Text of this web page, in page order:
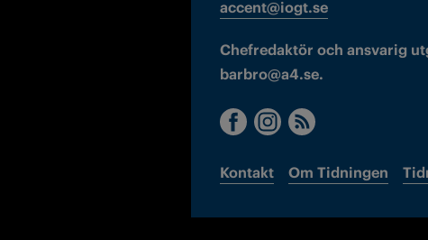
accent@iogt.se
Chefredaktör och ansvarig
barbro@a4.se.
Kontakt Om Tidningen